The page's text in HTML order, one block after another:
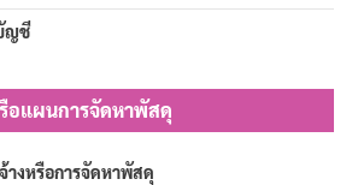
ญชี
อแผนการจัดหาพัสดุ
างหรือการจัดหาพัสดุ